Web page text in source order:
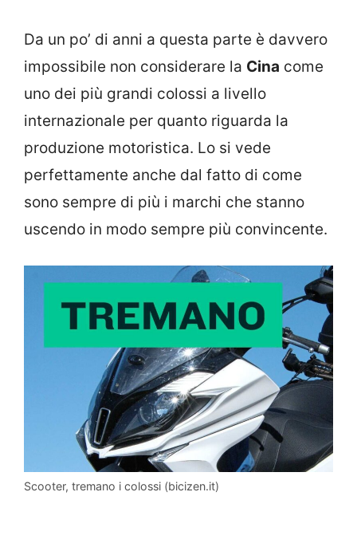
Da un po’ di anni a questa parte è davvero
impossibile non considerare la Cina come
uno dei più grandi colossi a livello
internazionale per quanto riguarda la
produzione motoristica. Lo si vede
perfettamente anche dal fatto di come
sono sempre di più i marchi che stanno
uscendo in modo sempre più convincente.
Scooter, tremano i colossi (bicizen.it)